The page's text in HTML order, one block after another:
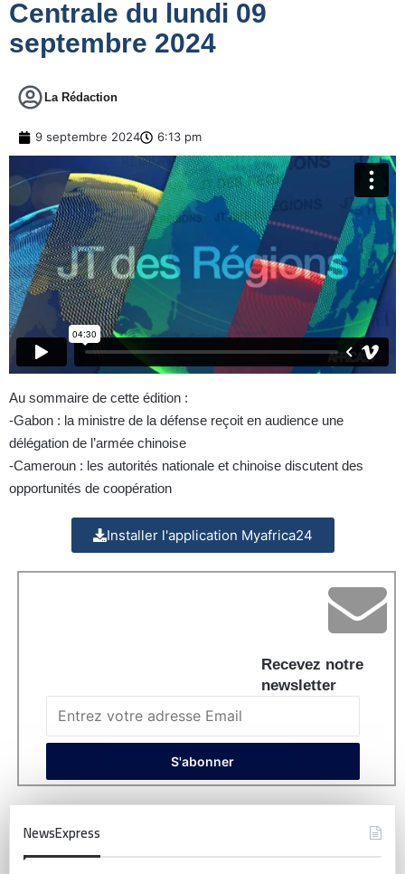
Centrale du lundi 09
septembre 2024
La Rédaction
9 septembre 2024 6:13 pm
Au sommaire de cette édition :
-Gabon : la ministre de la défense reçoit en audience une
délégation de l’armée chinoise
-Cameroun : les autorités nationale et chinoise discutent des
opportunités de coopération
Installer l'application Myafrica24
Recevez notre
newsletter
NewsExpress